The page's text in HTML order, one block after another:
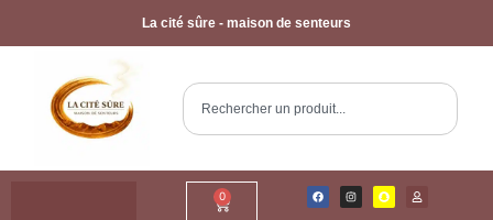
La cité sûre - maison de senteurs
0